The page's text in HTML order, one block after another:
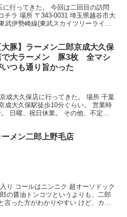
に行ってきた。 今回は二回目の訪問
チラ 場所 〒343-0031 埼玉県越谷市大
伊勢崎線(東武スカイツリーライン)
大豚】ラーメン二郎京成大久保
で大ラーメン 豚3枚 全マシ
いつも通り旨かった
成大久保店に行ってきた。 場所 千葉
大久保駅徒歩10分ぐらい。 営業時
日曜、祝日休業。 その他、不定休
ーメン二郎上野毛店
り コールはニンニク 超オーソドック
の醤油トンコツというよりも、二郎
った方がわかりやすい けど、カネ